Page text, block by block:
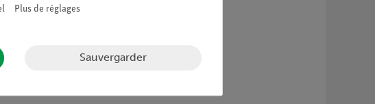
Plus de réglages
Sauvergarder